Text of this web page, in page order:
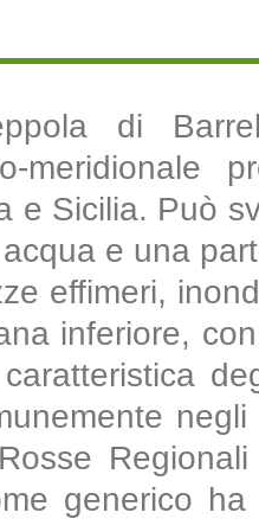
di
meridionale
e Sicilia. Può
e una
effimeri,
inferiore,
generico